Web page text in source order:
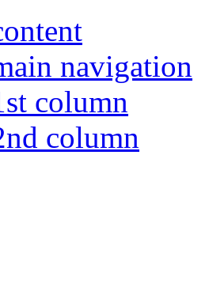
navigation
column
column